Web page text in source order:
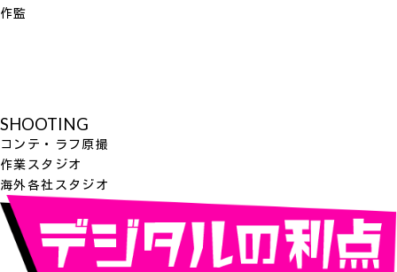
作監
SHOOTING
コンテ・ラフ原撮
作業スタジオ
海外各社スタジオ